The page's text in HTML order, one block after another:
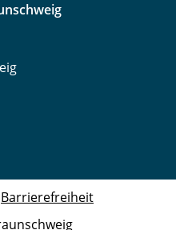
Barrierefreiheit